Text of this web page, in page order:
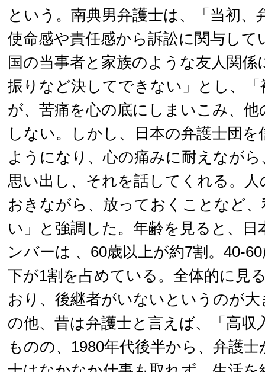
という。南典男弁護士は、「当初、
使命感や責任感から訴訟に関与して
国の当事者と家族のような友人関係
振りなど決してできない」とし、「
が、苦痛を心の底にしまいこみ、
しない。しかし、日本の弁護士団
ようになり、心の痛みに耐えなが
思い出し、それを話してくれる。
おきながら、放っておくことなど
い」と強調した。年齢を見ると、日
ンバーは 、60歳以上が約7割。40-
下が1割を占めている。全体的に見
おり、後継者がいないというのが
の他、昔は弁護士と言えば、「高収
ものの、1980年代後半から、弁護